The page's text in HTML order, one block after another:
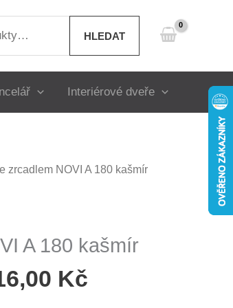
HLEDAT
Interiérové dveře
zrcadlem NOVI A 180 kašmír
A 180 kašmír
Kč